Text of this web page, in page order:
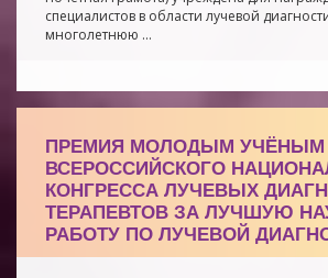
специалистов в области лучевой
многолетнюю ...
ПРЕМИЯ МОЛОДЫМ УЧЁНЫМ
ВСЕРОССИЙСКОГО
КОНГРЕССА ЛУЧЕВЫХ
ТЕРАПЕВТОВ ЗА ЛУЧШУЮ
РАБОТУ ПО ЛУЧЕВОЙ